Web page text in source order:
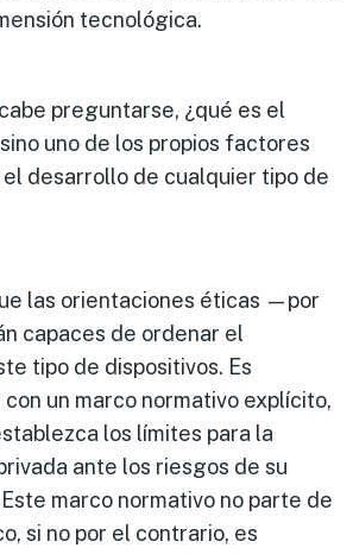
tecnológica.
preguntarse, ¿qué es el
uno de los propios factores
desarrollo de cualquier tipo de
las orientaciones éticas ­—por
capaces de ordenar el
tipo de dispositivos. Es
un marco normativo explícito,
los límites para la
ante los riesgos de su
marco normativo no parte de
si no por el contrario, es